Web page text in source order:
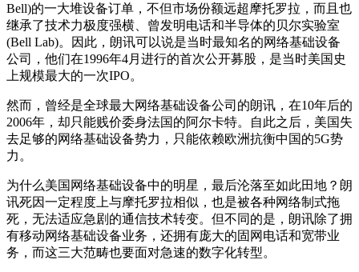
Bell)的一大堆设备订单，不但市场份额远超摩托罗拉，而且也
继承了技术力极度强横、曾发明电话和半导体的贝尔实验室
(Bell Lab)。因此，朗讯可以说是当时最知名的网络基础设备
公司，他们在1996年4月进行的首次公开募股，是当时美国史
上规模最大的一次IPO。
然而，曾经是全球最大网络基础设备公司的朗讯，在10年后的
2006年，却只能贱价委身法国的阿尔卡特。自此之后，美国失
去足够的网络基础设备势力，只能依赖欧洲抗衡中国的5G势
力。
为什么美国网络基础设备中的明星，最后沦落至如此田地？朗
讯死因一定程度上与摩托罗拉相似，也是被各种网络制式拖
死，无法适应急剧的通信技术转变。但不同的是，朗讯除了拥
有移动网络基础设备业务，还拥有庞大的固网电话和宽带业
务，而这三大范畴也要面对急速的数字化转型。